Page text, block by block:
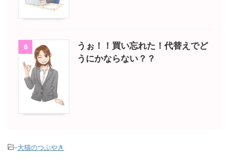
6
うぉ！！買い忘れた！代替えでど
うにかならない？？
-大猫のつぶやき